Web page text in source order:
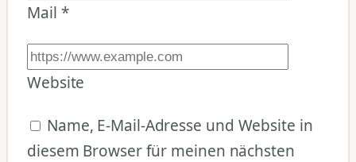
Mail *
Website
Name, E-Mail-Adresse und Website in
diesem Browser für meinen nächsten